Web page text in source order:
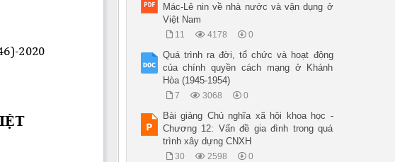
Mác-Lê nin về nhà nước và vận dụng ở
Việt Nam
11 4178 0
Quá trình ra đời, tổ chức và hoạt động
của chính quyền cách mạng ở Khánh
Hòa (1945-1954)
7 3068 0
Bài giảng Chủ nghĩa xã hội khoa học -
Chương 12: Vấn đề gia đình trong quá
trình xây dựng CNXH
30 2598 0